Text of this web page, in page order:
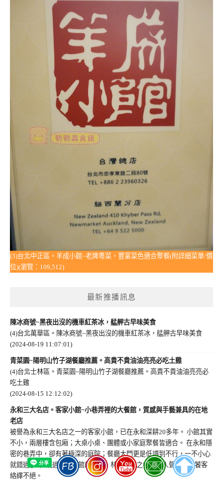
(3)台北中正區。羊成小館~老牌粵菜，豐富菜色適合聚餐(附詳細菜單/價
位)(瀏覽：109,512)
最新推播訊息
陳冰商號~黑夜出沒的機車紅茶冰，艋舺古早味美食
(4)台北萬華區。陳冰商號~黑夜出沒的機車紅茶冰，艋舺古早味美食
(2024-08-19 11:07:01)
青菜園~陽明山竹子湖餐廳推薦。高貴不貴油油亮亮必吃土雞
(4)台北士林區。青菜園~陽明山竹子湖餐廳推薦。高貴不貴油油亮亮必
吃土雞
(2024-08-15 12:12:02)
永和三大名店。客家小館~小巷弄裡的大餐館，質感與手藝兼具的在地
老店
被譽為永和三大名店之一的客家小館，已在永和深耕20多年。 小館其實
不小，兩層樓含包廂；大桌小桌、團體或小家庭聚餐皆適合。 在永和隱
密的巷弄中，卻有著極深的庭院；餐廳大門更是低調到不行，一不小心
就錯過了! 但繞過客家小館的前庭，林木鬱鬱之中就聞人聲鼎沸，饕客
絡繹不絕。